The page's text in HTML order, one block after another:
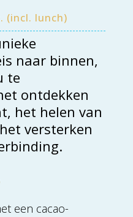
(incl. lunch)
naar binnen,
te
ontdekken
het helen van
versterken
een cacao-